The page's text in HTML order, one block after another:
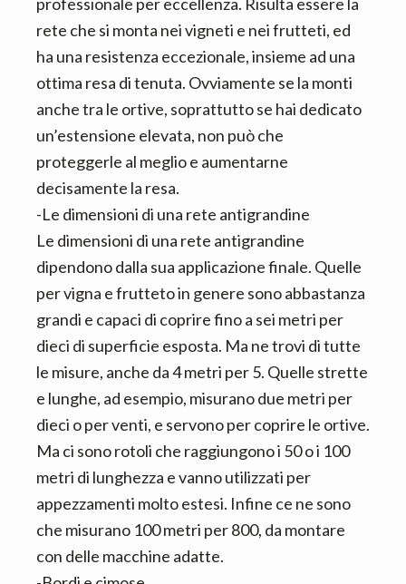
rete che si monta nei vigneti e nei frutteti, ed
ha una resistenza eccezionale, insieme ad una
ottima resa di tenuta. Ovviamente se la monti
anche tra le ortive, soprattutto se hai dedicato
un’estensione elevata, non può che
proteggerle al meglio e aumentarne
decisamente la resa.
-Le dimensioni di una rete antigrandine
Le dimensioni di una rete antigrandine
dipendono dalla sua applicazione finale. Quelle
per vigna e frutteto in genere sono abbastanza
grandi e capaci di coprire fino a sei metri per
dieci di superficie esposta. Ma ne trovi di tutte
le misure, anche da 4 metri per 5. Quelle strette
e lunghe, ad esempio, misurano due metri per
dieci o per venti, e servono per coprire le ortive.
Ma ci sono rotoli che raggiungono i 50 o i 100
metri di lunghezza e vanno utilizzati per
appezzamenti molto estesi. Infine ce ne sono
che misurano 100 metri per 800, da montare
con delle macchine adatte.